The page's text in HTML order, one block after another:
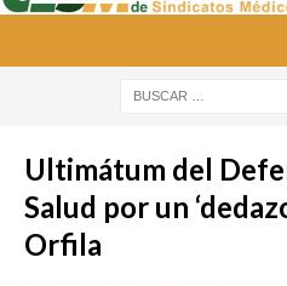
Ultimátum del
Salud por un
Orfila